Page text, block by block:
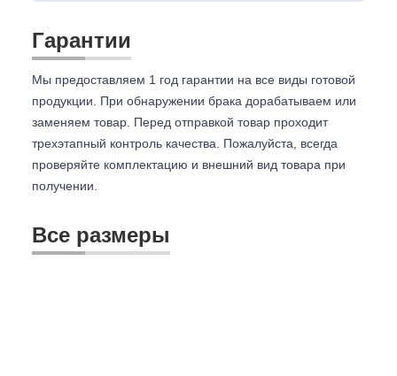
Гарантии
Мы предоставляем 1 год гарантии на все виды готовой
продукции. При обнаружении брака дорабатываем или
заменяем товар. Перед отправкой товар проходит
трехэтапный контроль качества. Пожалуйста, всегда
проверяйте комплектацию и внешний вид товара при
получении.
Все размеры